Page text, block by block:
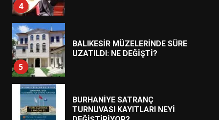
5
6
BURHANİYE SATRANÇ
TURNUVASI KAYITLARI NEYİ
DEĞİŞTİRİYOR?
BURHANİYE BELEDİYESPOR’DA
YENİ YÖNETİM NASIL